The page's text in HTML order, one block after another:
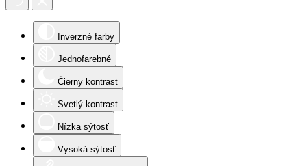
Inverzné farby
Jednofarebné
Čierny kontrast
Svetlý kontrast
Nízka sýtosť
Vysoká sýtosť